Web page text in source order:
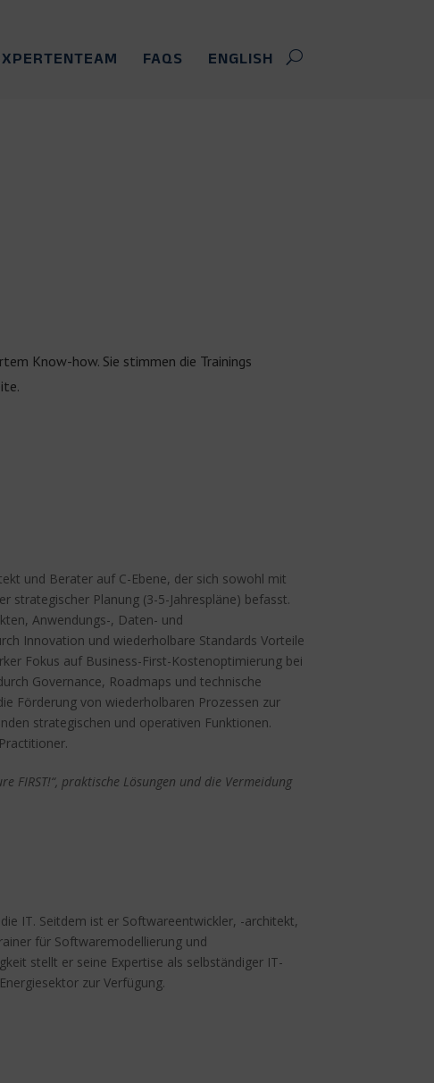
FAQS ENGLISH
Know-how. Sie stimmen die Trainings
und Berater auf C-Ebene, der sich sowohl mit
strategischer Planung (3-5-Jahrespläne) befasst.
Anwendungs-, Daten- und
Innovation und wiederholbare Standards Vorteile
Fokus auf Business-First-Kostenoptimierung bei
Governance, Roadmaps und technische
Förderung von wiederholbaren Prozessen zur
strategischen und operativen Funktionen.
FIRST!“, praktische Lösungen und die Vermeidung
IT. Seitdem ist er Softwareentwickler, -architekt,
für Softwaremodellierung und
stellt er seine Expertise als selbständiger IT-
zur Verfügung.